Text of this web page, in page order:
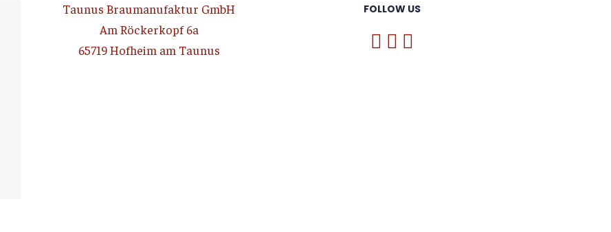
Taunus Braumanufaktur GmbH
Am Röckerkopf 6a
65719 Hofheim am Taunus
FOLLOW US